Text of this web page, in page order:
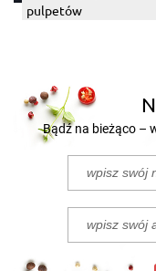
pulpetów
Bądź na bieżąco –